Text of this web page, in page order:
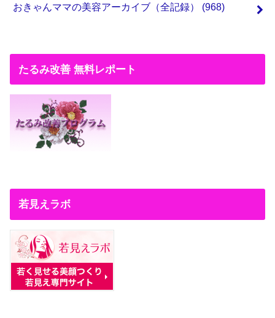
おきゃんママの美容アーカイブ（全記録） (968)
たるみ改善 無料レポート
若見えラボ